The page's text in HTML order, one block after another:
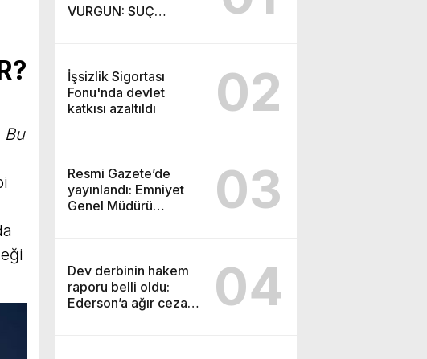
VURGUN: SUÇ
İşsizlik Sigortası
Fonu'nda devlet
katkısı azaltıldı
02
Resmi Gazete’de
yayınlandı: Emniyet
Genel Müdürü
03
Dev derbinin hakem
raporu belli oldu:
Ederson’a ağır ceza
04
Bu